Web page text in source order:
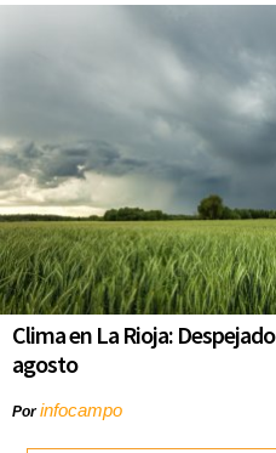
Clima en La Rioja:
agosto
Porinfocampo